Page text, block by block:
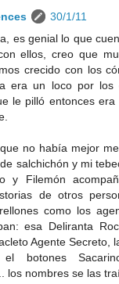
30/1/11
es genial lo que
ellos, creo que
crecido con los
era un loco por los
le pilló entonces
no había mejor
salchichón y mi
y Filemón
de otros
como los
esa Deliranta
Agente Secreto,
el botones
los nombres se las